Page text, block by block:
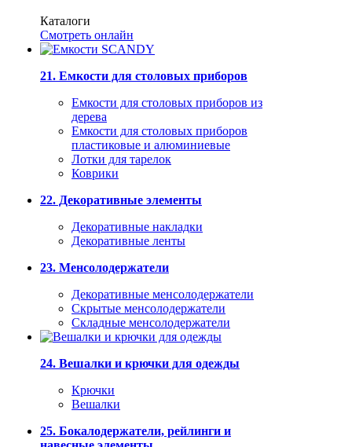
Каталоги
Смотреть онлайн
21. Емкости для столовых приборов
Емкости для столовых приборов из
дерева
Емкости для столовых приборов
пластиковые и алюминиевые
Лотки для тарелок
Коврики
22. Декоративные элементы
Декоративные накладки
Декоративные ленты
23. Менсолодержатели
Декоративные менсолодержатели
Скрытые менсолодержатели
Складные менсолодержатели
24. Вешалки и крючки для одежды
Крючки
Вешалки
25. Бокалодержатели, рейлинги и